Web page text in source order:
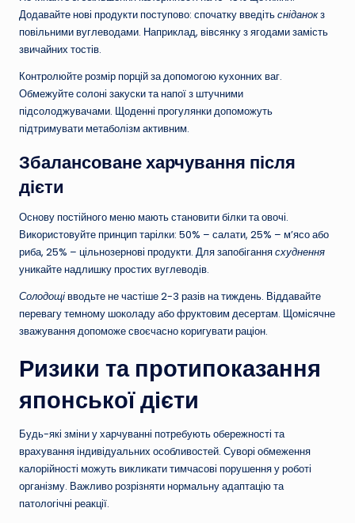
Додавайте нові продукти поступово: спочатку введітьсніданокз
повільними вуглеводами. Наприклад, вівсянку з ягодами замість
звичайних тостів.
Контролюйте розмір порцій за допомогою кухонних ваг.
Обмежуйте солоні закуски та напої з штучними
підсолоджувачами. Щоденні прогулянки допоможуть
підтримувати метаболізм активним.
Збалансоване харчування після
дієти
Основу постійного меню мають становити білки та овочі.
Використовуйте принцип тарілки: 50% – салати, 25% – м’ясо або
риба, 25% – цільнозернові продукти. Для запобіганнясхуднення
уникайте надлишку простих вуглеводів.
Солодощівводьте не частіше 2-3 разів на тиждень. Віддавайте
перевагу темному шоколаду або фруктовим десертам. Щомісячне
зважування допоможе своєчасно коригувати раціон.
Ризики та протипоказання
японської дієти
Будь-які зміни у харчуванні потребують обережності та
врахування індивідуальних особливостей. Суворі обмеження
калорійності можуть викликати тимчасові порушення у роботі
організму. Важливо розрізняти нормальну адаптацію та
патологічні реакції.